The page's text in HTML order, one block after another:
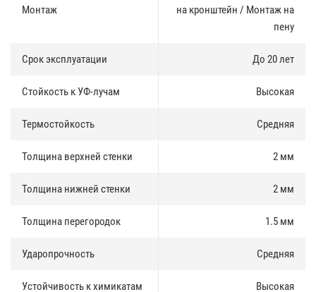
Монтаж
на кронштейн / Монтаж на
пену
Срок эксплуатации До 20 лет
Стойкость к УФ-лучам Высокая
Термостойкость Средняя
Толщина верхней стенки 2 мм
Толщина нижней стенки 2 мм
Толщина перегородок 1.5 мм
Ударопрочность Средняя
Устойчивость к химикатам Высокая